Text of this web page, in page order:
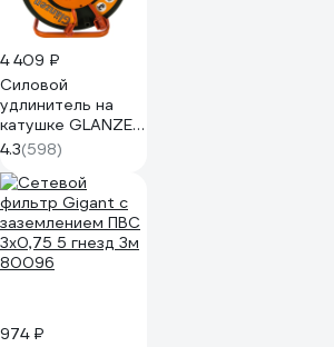
4 409 ₽
Силовой
удлинитель на
катушке GLANZEN
4 гн. 50 м ПВС
3x1,5 IP44 арт. EB-
50-007
00012294
4.3(598)
974 ₽